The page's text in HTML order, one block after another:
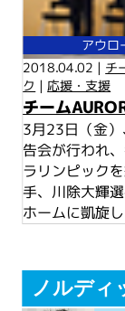
アウロ
2018.04.02 | チ
ク |応援・支援
チーム
3月23日（金
告会が行われ
ラリンピック
手、川除大輝
ホームに凱旋し
ノルディ